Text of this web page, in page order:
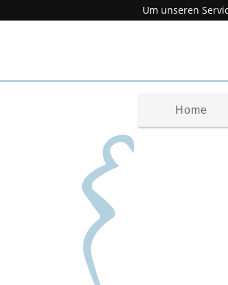
Um unseren
Home